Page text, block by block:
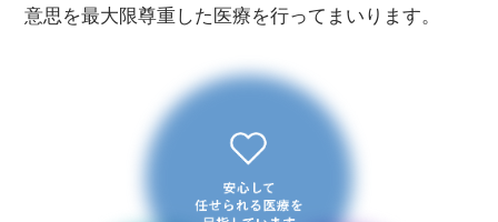
意思を最大限尊重した医療を行ってまいります。